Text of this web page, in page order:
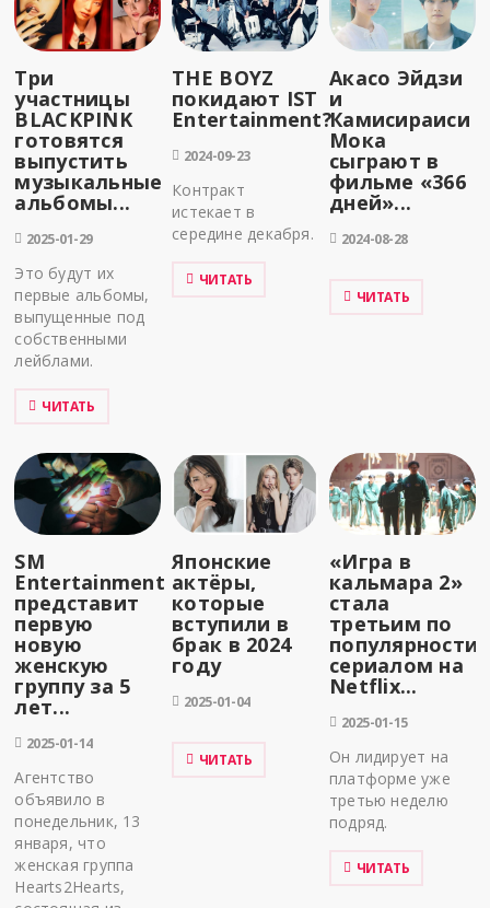
Три
участницы
BLACKPINK
готовятся
выпустить
музыкальные
альбомы...
2025-01-29
Это будут их
первые альбомы,
выпущенные под
собственными
лейблами.
ЧИТАТЬ
THE BOYZ
покидают IST
Entertainment?
2024-09-23
Контракт
истекает в
середине декабря.
ЧИТАТЬ
Акасо Эйдзи
и
Камисираиси
Мока
сыграют в
фильме «366
дней»...
2024-08-28
ЧИТАТЬ
SM
Entertainment
представит
первую
новую
женскую
группу за 5
лет...
2025-01-14
Агентство
объявило в
понедельник, 13
января, что
женская группа
Hearts2Hearts,
Японские
актёры,
которые
вступили в
брак в 2024
году
2025-01-04
ЧИТАТЬ
«Игра в
кальмара 2»
стала
третьим по
популярности
сериалом на
Netflix...
2025-01-15
Он лидирует на
платформе уже
третью неделю
подряд.
ЧИТАТЬ